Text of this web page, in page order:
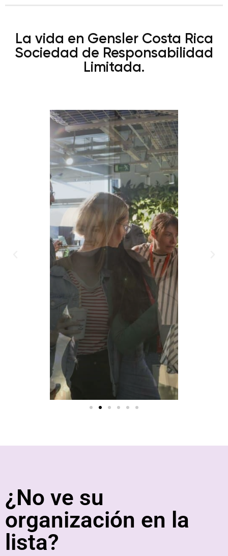
La vida en Gensler Costa Rica
Sociedad de Responsabilidad
Limitada.
¿No ve su
organización en la
lista?